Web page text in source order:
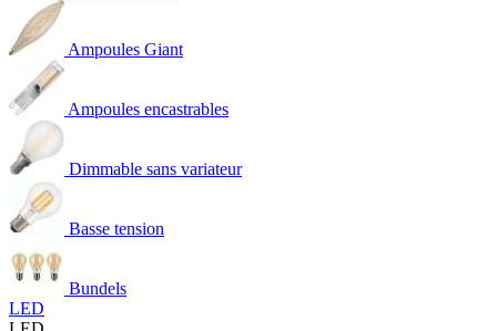
Ampoules Giant
Ampoules encastrables
Dimmable sans variateur
Basse tension
Bundels
LED